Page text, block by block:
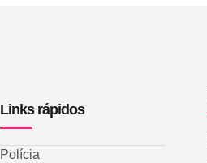
Links rápidos
Polícia